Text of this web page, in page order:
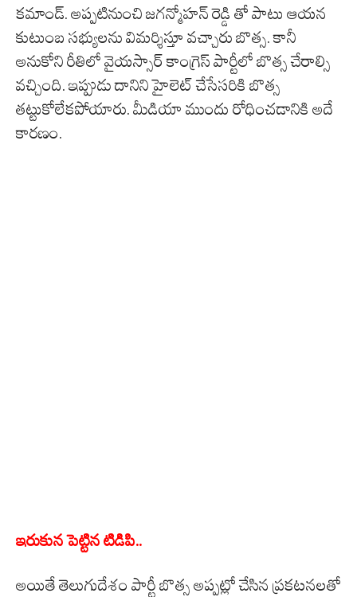
కమాండ్. అప్పటినుంచి జగన్మోహన్ రెడ్డి తో పాటు ఆయన
కుటుంబ సభ్యులను విమర్శిస్తూ వచ్చారు బొత్స. కానీ
అనుకోని రీతిలో వైయస్సార్ కాంగ్రెస్ పార్టీలో బొత్స చేరాల్సి
వచ్చింది. ఇప్పుడు దానిని హైలెట్ చేసేసరికి బొత్స
తట్టుకోలేకపోయారు. మీడియా ముందు రోధించడానికి అదే
కారణం.
ఇరుకున పెట్టిన టిడిపి..
అయితే తెలుగుదేశం పార్టీ బొత్స అప్పట్లో చేసిన ప్రకటనలతో